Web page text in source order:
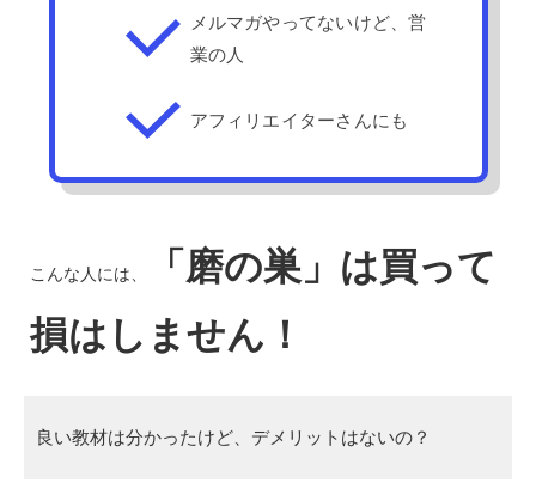
メルマガやってないけど、営
業の人
アフィリエイターさんにも
こんな人には、
「磨の巣」は買って
損はしません！
良い教材は分かったけど、デメリットはないの？